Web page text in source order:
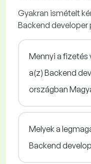
Gyakran ismételt
Backend
Mennyi a fizetés
a(z) Backend
országban
Melyek a
Backend